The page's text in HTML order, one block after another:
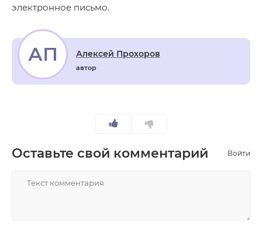
электронное письмо.
АП Алексей Прохоров
автор
Оставьте свой комментарий Войти